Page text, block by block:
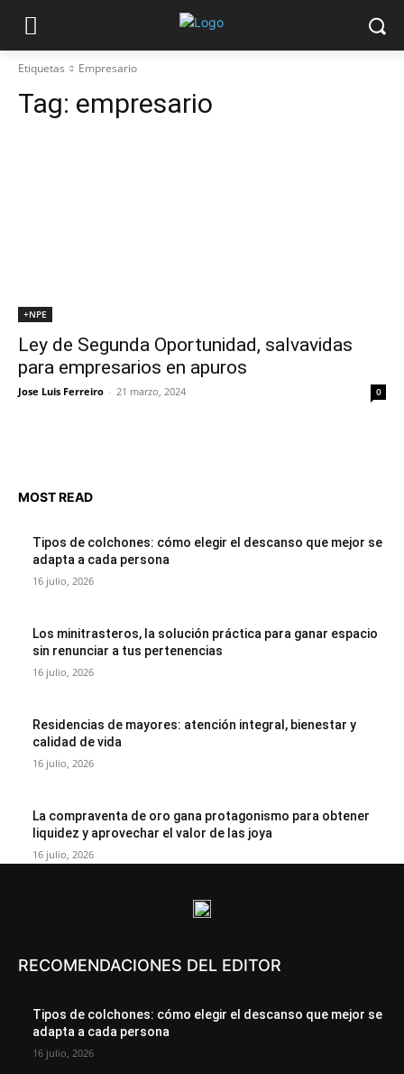
Etiquetas Empresario
Tag: empresario
+NPE
Ley de Segunda Oportunidad, salvavidas
para empresarios en apuros
Jose Luis Ferreiro - 21 marzo, 2024 0
MOST READ
Tipos de colchones: cómo elegir el descanso que mejor se
adapta a cada persona
16 julio, 2026
Los minitrasteros, la solución práctica para ganar espacio
sin renunciar a tus pertenencias
16 julio, 2026
Residencias de mayores: atención integral, bienestar y
calidad de vida
16 julio, 2026
La compraventa de oro gana protagonismo para obtener
liquidez y aprovechar el valor de las joya
16 julio, 2026
RECOMENDACIONES DEL EDITOR
Tipos de colchones: cómo elegir el descanso que mejor se
adapta a cada persona
16 julio, 2026